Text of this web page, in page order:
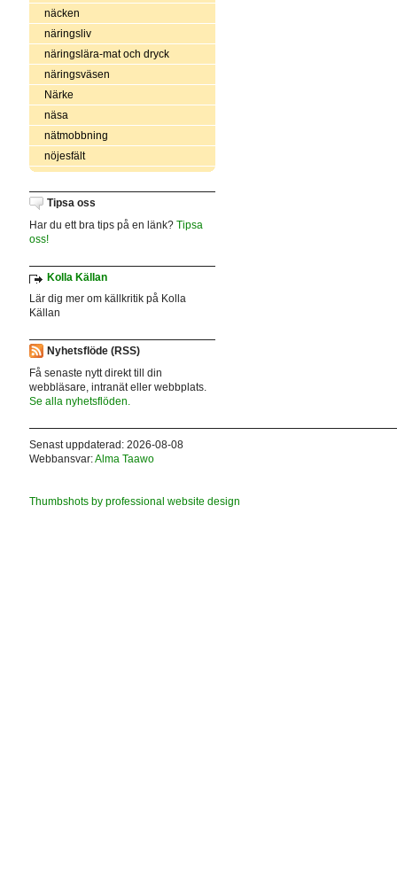
näcken
näringsliv
näringslära-mat och dryck
näringsväsen
Närke
näsa
nätmobbning
nöjesfält
Tipsa oss
Har du ett bra tips på en länk? Tipsa
oss!
Kolla Källan
Lär dig mer om källkritik på Kolla
Källan
Nyhetsflöde (RSS)
Få senaste nytt direkt till din
webbläsare, intranät eller webbplats.
Se alla nyhetsflöden.
Senast uppdaterad: 2026-08-08
Webbansvar:Alma Taawo
Thumbshots by professional website design